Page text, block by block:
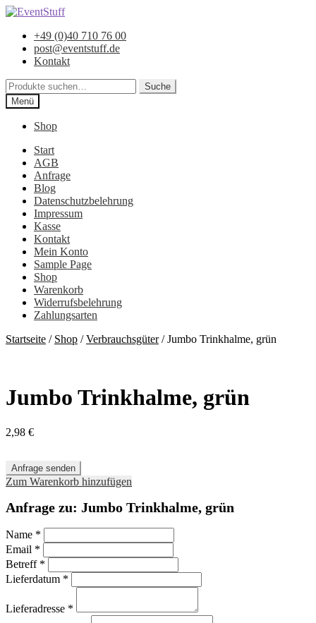
Zur
springen
Zum
springen+49 (0)40 710 76 00
post@eventstuff.de
Kontakt
Suche
nach:
Suche
Menü
Shop
Start
AGB
Anfrage
Blog
Datenschutzbelehrung
Impressum
Kasse
Kontakt
Mein Konto
Sample Page
Shop
Warenkorb
Widerrufsbelehrung
Zahlungsarten
Startseite / Shop /Verbrauchsgüter/Jumbo Trinkhalme, grün
Jumbo Trinkhalme, grün
2,98 €
Anfrage senden
Zum Warenkorb hinzufügen
Anfrage zu: Jumbo Trinkhalme, grün
Name *
Email *
Betreff *
Lieferdatum *
Lieferadresse *